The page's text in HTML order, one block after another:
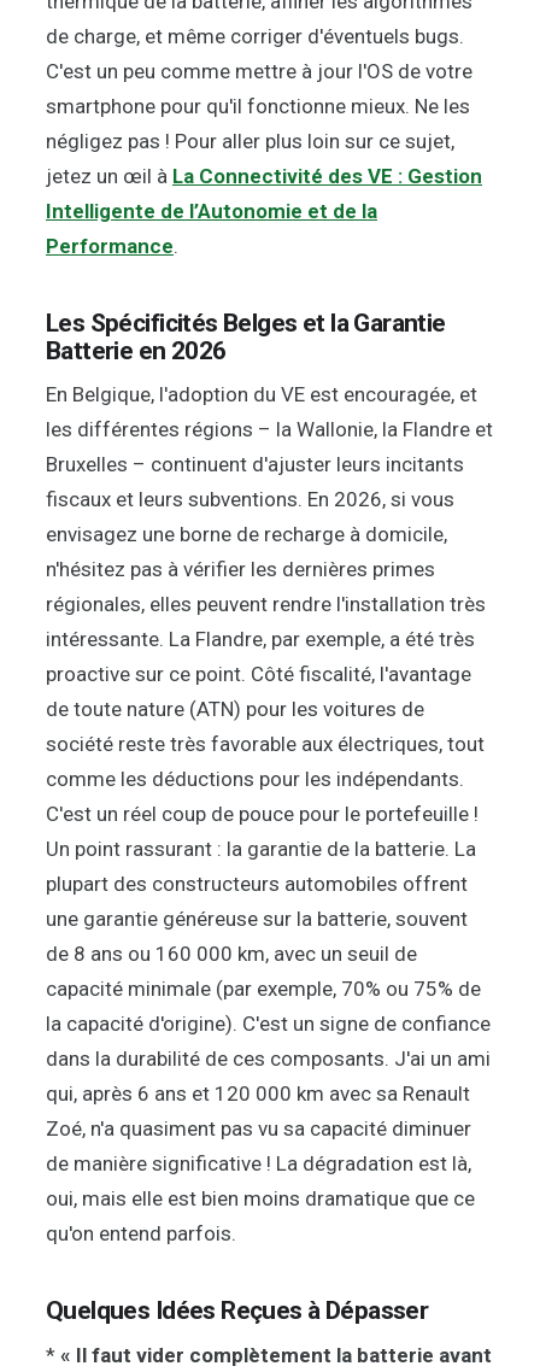
de charge, et même corriger d'éventuels bugs.
C'est un peu comme mettre à jour l'OS de votre
smartphone pour qu'il fonctionne mieux. Ne les
négligez pas ! Pour aller plus loin sur ce sujet,
jetez un œil à La Connectivité des VE : Gestion
Intelligente de l’Autonomie et de la
Performance.
Les Spécificités Belges et la Garantie
Batterie en 2026
En Belgique, l'adoption du VE est encouragée, et
les différentes régions – la Wallonie, la Flandre et
Bruxelles – continuent d'ajuster leurs incitants
fiscaux et leurs subventions. En 2026, si vous
envisagez une borne de recharge à domicile,
n'hésitez pas à vérifier les dernières primes
régionales, elles peuvent rendre l'installation très
intéressante. La Flandre, par exemple, a été très
proactive sur ce point. Côté fiscalité, l'avantage
de toute nature (ATN) pour les voitures de
société reste très favorable aux électriques, tout
comme les déductions pour les indépendants.
C'est un réel coup de pouce pour le portefeuille !
Un point rassurant : la garantie de la batterie. La
plupart des constructeurs automobiles offrent
une garantie généreuse sur la batterie, souvent
de 8 ans ou 160 000 km, avec un seuil de
capacité minimale (par exemple, 70% ou 75% de
la capacité d'origine). C'est un signe de confiance
dans la durabilité de ces composants. J'ai un ami
qui, après 6 ans et 120 000 km avec sa Renault
Zoé, n'a quasiment pas vu sa capacité diminuer
de manière significative ! La dégradation est là,
oui, mais elle est bien moins dramatique que ce
qu'on entend parfois.
Quelques Idées Reçues à Dépasser
* « Il faut vider complètement la batterie avant